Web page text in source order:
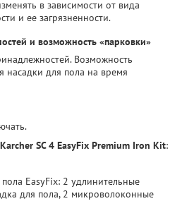
в зависимости от вида
и ее загрязненности.
и возможность «парковки»
Возможность
насадки для пола на время
Karcher SC 4 EasyFix Premium Iron Kit:
EasyFix: 2 удлинительные
для пола, 2 микроволоконные